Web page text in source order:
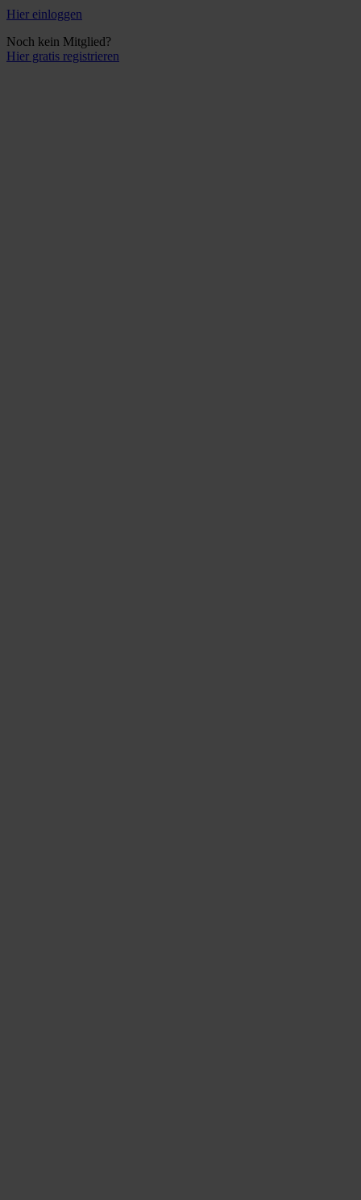
Hier einloggen
Noch kein Mitglied?
Hier gratis registrieren